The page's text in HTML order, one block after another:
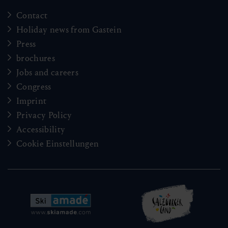
Contact
Holiday news from Gastein
Press
brochures
Jobs and careers
Congress
Imprint
Privacy Policy
Accessibility
Cookie Einstellungen